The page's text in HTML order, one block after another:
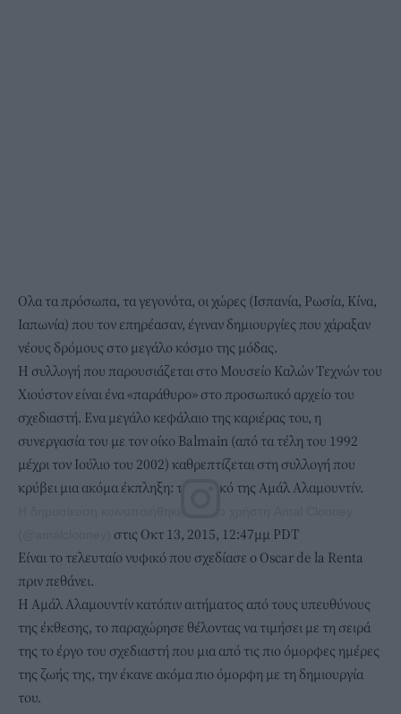
Ολα τα πρόσωπα, τα γεγονότα, οι χώρες (Ισπανία, Ρωσία, Κίνα,
Ιαπωνία) που τον επηρέασαν, έγιναν δημιουργίες που χάραξαν
νέους δρόμους στο μεγάλο κόσμο της μόδας.
Η συλλογή που παρουσιάζεται στο Μουσείο Καλών Τεχνών του
Χιούστον είναι ένα «παράθυρο» στο προσωπικό αρχείο του
σχεδιαστή. Ενα μεγάλο κεφάλαιο της καριέρας του, η
συνεργασία του με τον οίκο Balmain (από τα τέλη του 1992
μέχρι τον Ιούλιο του 2002) καθρεπτίζεται στη συλλογή που
κρύβει μια ακόμα έκπληξη: το νυφικό της Αμάλ Αλαμουντίν.
στις Οκτ 13, 2015, 12:47μμ PDT
Είναι το τελευταίο νυφικό που σχεδίασε ο Oscar de la Renta
πριν πεθάνει.
Η Αμάλ Αλαμουντίν κατόπιν αιτήματος από τους υπευθύνους
της έκθεσης, το παραχώρησε θέλοντας να τιμήσει με τη σειρά
της το έργο του σχεδιαστή που μια από τις πιο όμορφες ημέρες
της ζωής της, την έκανε ακόμα πιο όμορφη με τη δημιουργία
του.